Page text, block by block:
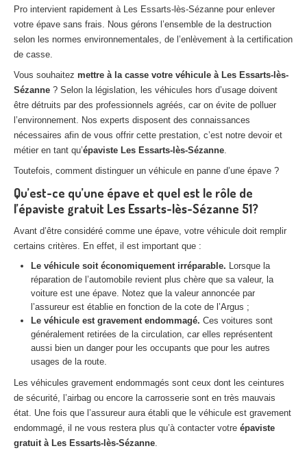
Tousles secteurs
Centreagréé VHU Paris 75 : casse auto avec destruction
Centreagréé VHU 77 : casse auto avec destruction
Centre agréé VHU 78 : casse auto avec destruction
Centre agréé VHU 91 : casse auto avec destruction
Centreagréé VHU 93 : casse auto avec destruction
Centreagréé VHU 94 : casse auto avec destruction
Centreagréé VHU 95 : casse auto avec destruction
DOCUMENTSÀ JOINDRE
RACHATVÉHICULES
CONTACT
01 83 64 20 40
Pro intervient rapidement à Les Essarts-lès-Sézanne pour enlever
votre épave sans frais. Nous gérons l’ensemble de la destruction
selon les normes environnementales, de l’enlèvement à la certification
de casse.
Vous souhaitez mettre à la casse votre véhicule à Les Essarts-lès-
Sézanne ? Selon la législation, les véhicules hors d’usage doivent
être détruits par des professionnels agréés, car on évite de polluer
l’environnement. Nos experts disposent des connaissances
nécessaires afin de vous offrir cette prestation, c’est notre devoir et
métier en tant qu’épaviste Les Essarts-lès-Sézanne.
Toutefois, comment distinguer un véhicule en panne d’une épave ?
Qu’est-ce qu’une épave et quel est le rôle de
l’épaviste gratuit Les Essarts-lès-Sézanne 51?
Avant d’être considéré comme une épave, votre véhicule doit remplir
certains critères. En effet, il est important que :
Le véhicule soit économiquement irréparable. Lorsque la
réparation de l’automobile revient plus chère que sa valeur, la
voiture est une épave. Notez que la valeur annoncée par
l’assureur est établie en fonction de la cote de l’Argus ;
Le véhicule est gravement endommagé. Ces voitures sont
généralement retirées de la circulation, car elles représentent
aussi bien un danger pour les occupants que pour les autres
usages de la route.
Les véhicules gravement endommagés sont ceux dont les ceintures
de sécurité, l’airbag ou encore la carrosserie sont en très mauvais
état. Une fois que l’assureur aura établi que le véhicule est gravement
endommagé, il ne vous restera plus qu’à contacter votre épaviste
gratuit à Les Essarts-lès-Sézanne.